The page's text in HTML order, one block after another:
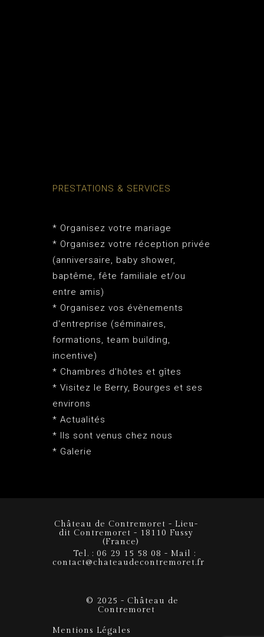
PRESTATIONS & SERVICES
* Organisez votre mariage
* Organisez votre réception privée
(anniversaire, baby shower,
baptême, fête familiale et/ou
entre amis)
* Organisez vos évènements
d'entreprise (séminaires,
formations, team building,
incentive)
* Chambres d'hôtes et gîtes
* Visitez le Berry, Bourges et ses
environs
* Actualités
* Ils sont venus chez nous
* Galerie
Château de Contremoret - Lieu-
dit Contremoret - 18110 Fussy
(France)
Tel. : 06 29 15 58 08 - Mail :
contact@chateaudecontremoret.fr
© 2025 - Château de
Contremoret
Mentions Légales